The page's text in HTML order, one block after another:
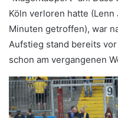
Köln verloren hatte
Minuten getroffen), war
Aufstieg stand bereits
schon am vergangenen